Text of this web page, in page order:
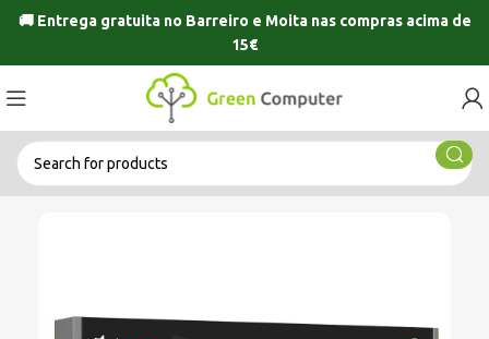
🚚 Entrega gratuita no Barreiro e Moitanas compras acima de
15€